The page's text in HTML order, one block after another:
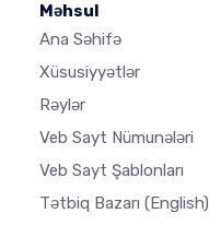
Məhsul
Ana Səhifə
Xüsusiyyətlər
Rəylər
Veb Sayt Nümunələri
Veb Sayt Şablonları
Tətbiq Bazarı (English)